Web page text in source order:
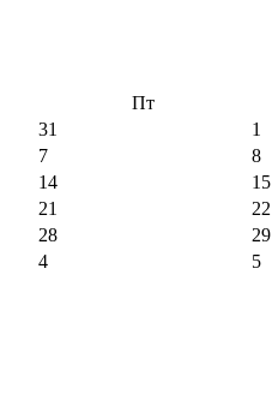
Пт
31
1
7
8
14
15
21
22
28
29
4
5